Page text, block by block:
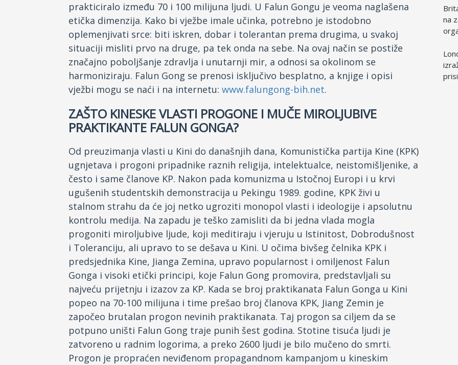
prakticiralo između 70 i 100 milijuna ljudi. U Falun Gongu je veoma naglašena
etička dimenzija. Kako bi vježbe imale učinka, potrebno je istodobno
oplemenjivati srce: biti iskren, dobar i tolerantan prema drugima, u svakoj
situaciji misliti prvo na druge, pa tek onda na sebe. Na ovaj način se postiže
značajno poboljšanje zdravlja i unutarnji mir, a odnosi sa okolinom se
harmoniziraju. Falun Gong se prenosi isključivo besplatno, a knjige i opisi
vježbi mogu se naći i na internetu: www.falungong-bih.net.
ZAŠTO KINESKE VLASTI PROGONE I MUČE MIROLJUBIVE
PRAKTIKANTE FALUN GONGA?
Od preuzimanja vlasti u Kini do današnjih dana, Komunistička partija Kine (KPK)
ugnjetava i progoni pripadnike raznih religija, intelektualce, neistomišljenike, a
često i same članove KP. Nakon pada komunizma u Istočnoj Europi i u krvi
ugušenih studentskih demonstracija u Pekingu 1989. godine, KPK živi u
stalnom strahu da će joj netko ugroziti monopol vlasti i ideologije i apsolutnu
kontrolu medija. Na zapadu je teško zamisliti da bi jedna vlada mogla
progoniti miroljubive ljude, koji meditiraju i vjeruju u Istinitost, Dobrodušnost
i Toleranciju, ali upravo to se dešava u Kini. U očima bivšeg čelnika KPK i
predsjednika Kine, Jianga Zemina, upravo popularnost i omiljenost Falun
Gonga i visoki etički principi, koje Falun Gong promovira, predstavljali su
najveću prijetnju i izazov za KP. Kada se broj praktikanata Falun Gonga u Kini
popeo na 70-100 milijuna i time prešao broj članova KPK, Jiang Zemin je
započeo brutalan progon nevinih praktikanata. Taj progon sa ciljem da se
potpuno uništi Falun Gong traje punih šest godina. Stotine tisuća ljudi je
zatvoreno u radnim logorima, a preko 2600 ljudi je bilo mučeno do smrti.
Progon je propraćen neviđenom propagandnom kampanjom u kineskim
na